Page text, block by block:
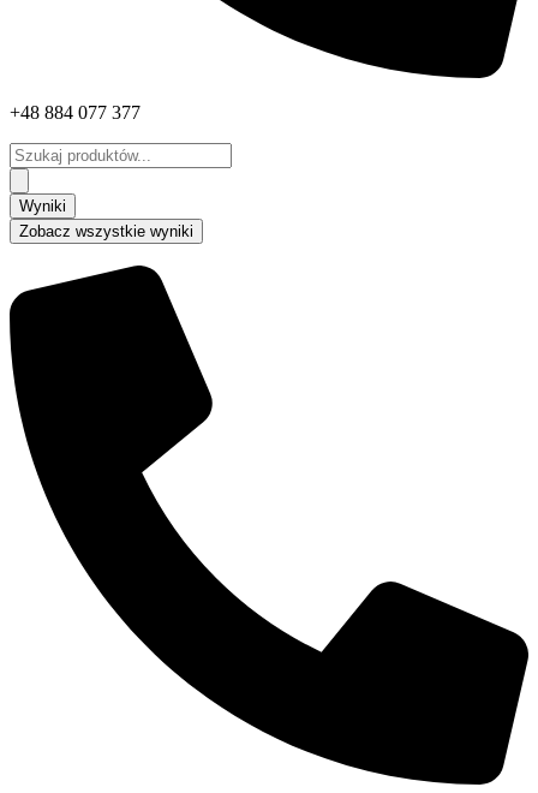
+48 884 077 377
Search
...
Wyniki
Zobacz wszystkie wyniki